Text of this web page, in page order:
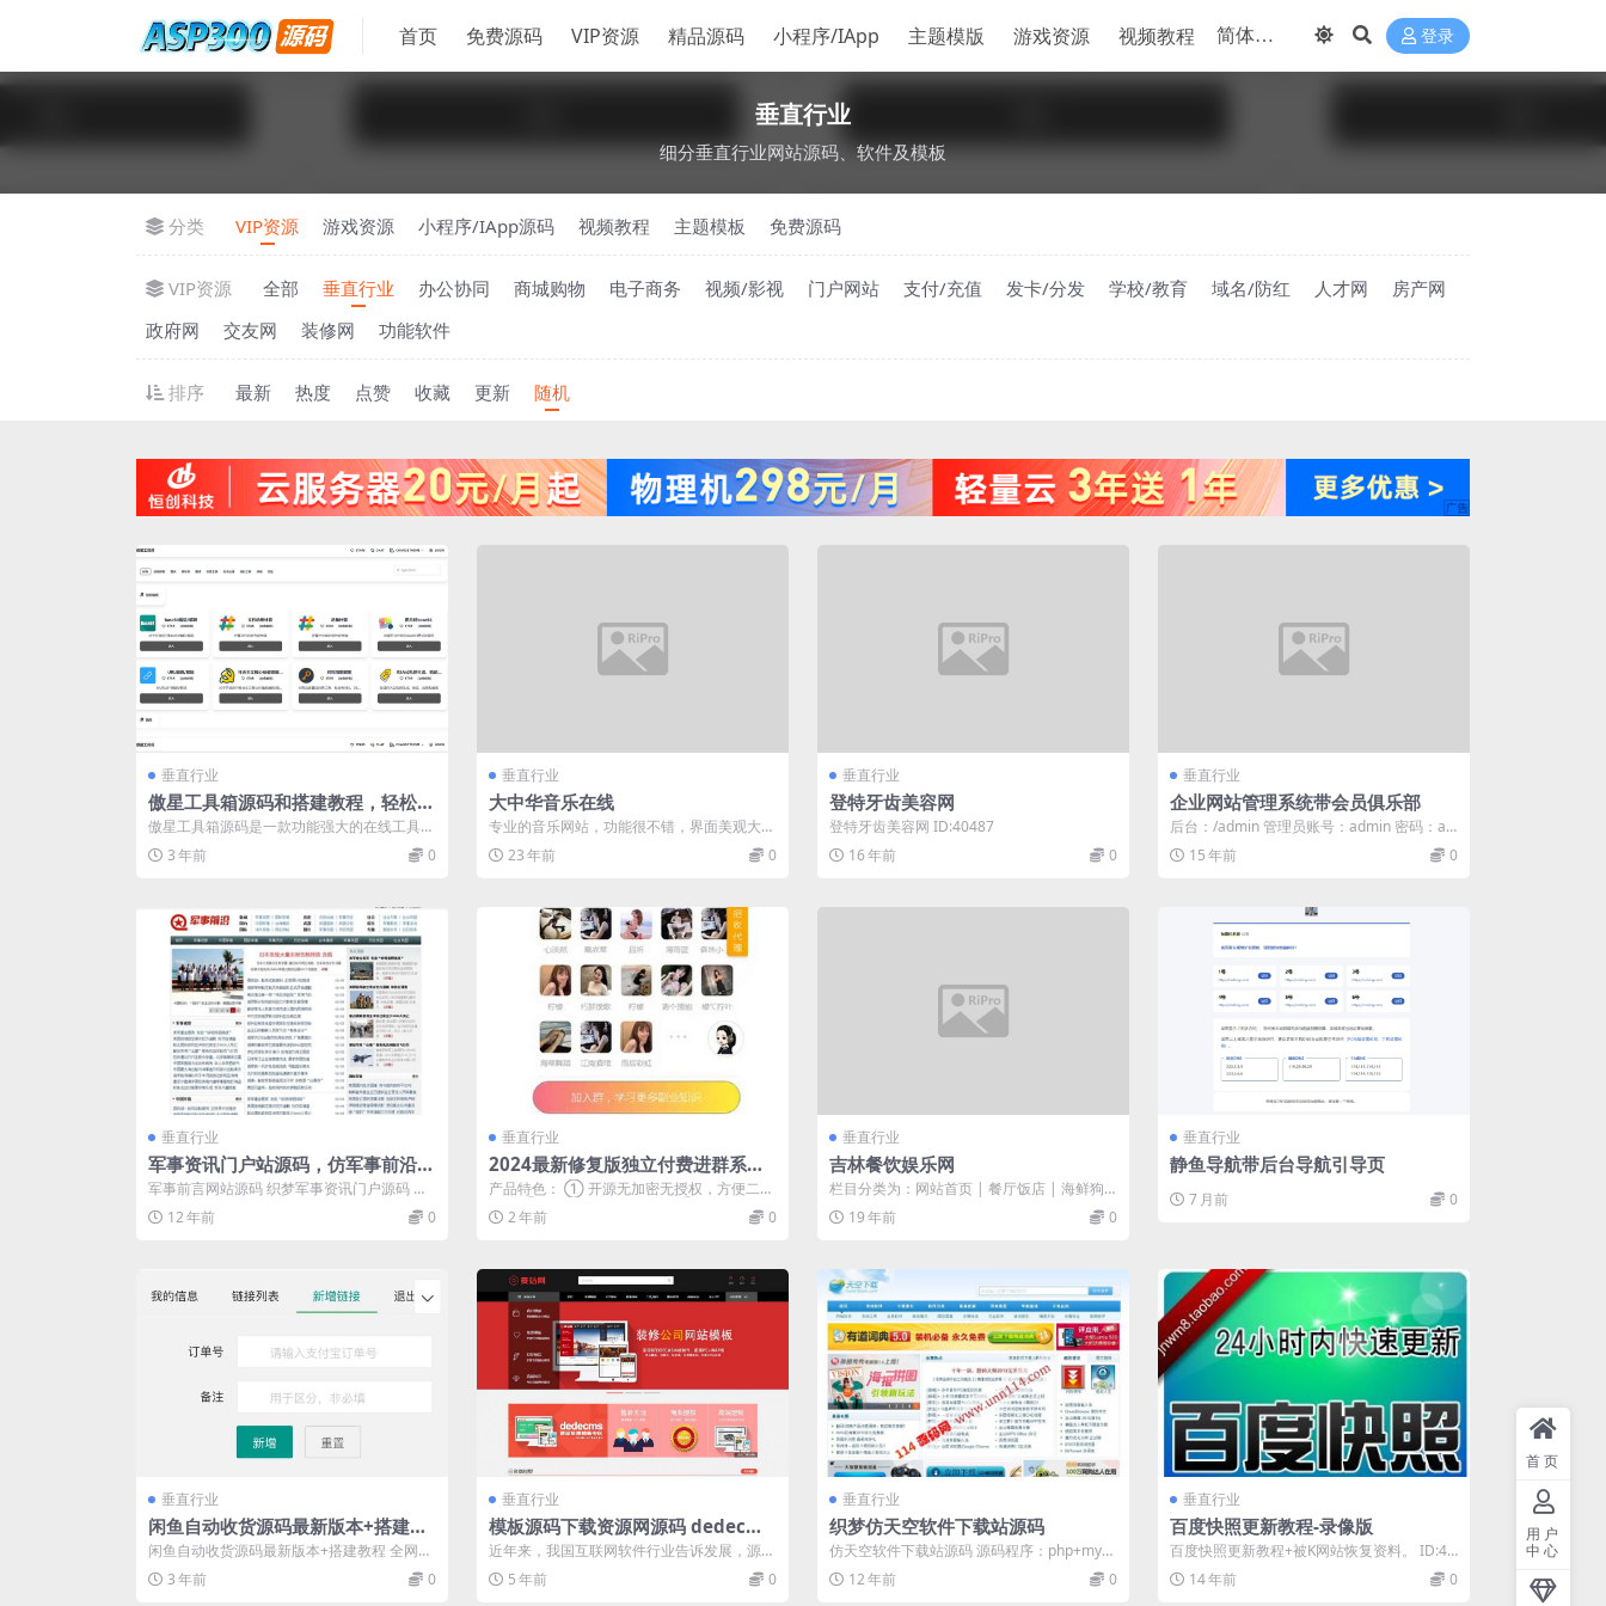
首页 免费源码 VIP资源 精品源码 小程序/IApp 主题模版 游戏资源 视频教程 登录
垂直行业
细分垂直行业网站源码、软件及模板
分类 VIP资源 游戏资源 小程序/IApp源码 视频教程 主题模板 免费源码
VIP资源 全部 垂直行业 办公协同 商城购物 电子商务 视频/影视 门户网站 支付/充值 发卡/分发 学校/教育 域名/防红 人才网
房产网
政府网
交友网 装修网 功能软件
排序 最新 热度 点赞 收藏 更新 随机
垂直行业
傲星工具箱源码和搭建教程，轻松打
造个性化在线工具箱
傲星工具箱源码是一款功能强大的在线工具箱
程序，您可以通过安装扩展来增强其功能。 ...
3 年前 0
垂直行业
大中华音乐在线
专业的音乐网站，功能很不错，界面美观大
方。 解压密码：无 ID:38975
23 年前 0
垂直行业
登特牙齿美容网
登特牙齿美容网 ID:40487
16 年前
0
垂直行业
企业网站管理系统带会员俱乐部
后台：/admin 管理员账号：admin 密码：ad
min ID:38488
15 年前 0
垂直行业
军事资讯门户站源码，仿军事前沿制
作，织梦的内核系统
军事前言网站源码 织梦军事资讯门户源码 运
行环境：php+mysql 文件大小：...
12 年前 0
垂直行业
2024最新修复版独立付费进群系统
源码全开源 带安装教程说明
产品特色： ① 开源无加密无授权，方便二次
开发 ② 优化电脑端访问布局 ③ 后台...
2 年前 0
垂直行业
吉林餐饮娱乐网
栏目分类为：网站首页 | 餐厅饭店 | 海鲜狗
肉 | 火锅烧拷 | 酒店宾馆 |...
19 年前 0
垂直行业
静鱼导航带后台导航引导页
7 月前 0
垂直行业
闲鱼自动收货源码最新版本+搭建教
程
闲鱼自动收货源码最新版本+搭建教程 全网首
发 要葫芦！！要葫芦！！ 搭建很简单 ...
3 年前 0
垂直行业
模板源码下载资源网源码 dedecms
织梦模板
近年来，我国互联网软件行业告诉发展，源码
下载站模式日益成熟，VIP充值会员下载模...
5 年前 0
垂直行业
织梦仿天空软件下载站源码
仿天空软件下载站源码 源码程序：php+mysq
l 源码大小：54.2M 源码介...
12 年前 0
垂直行业
百度快照更新教程-录像版
百度快照更新教程+被K网站恢复资料。 ID:44
655
14 年前 0
首页
用户
中心